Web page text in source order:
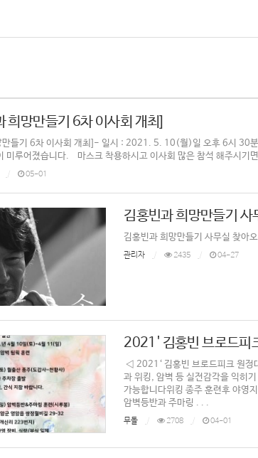
희망만들기 6차 이사회 개최]
만들기 6차 이사회 개최]- 일시 : 2021. 5. 10(월)일 오후 6시
미루어졌습니다. 마스크 착용하시고 이사회 많은 참석 해주시기
05-01
김홍빈과 희망만들기
김홍빈과 희망만들기 사무실 찾아
관리자 2435 04-27
2021' 김홍빈 브로드피
◁ 2021‘ 김홍빈 브로드피크 원정
과 위킹, 암벽 등 실전감각을 익히
가능합니다위킹 종주 훈련후 야영
암벽등반과 주마링 . . .
무돌 2708 04-01